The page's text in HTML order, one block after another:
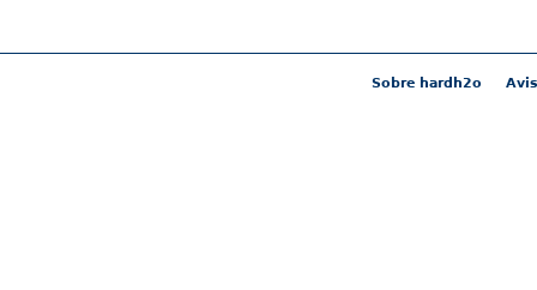
Sobre hardh2o